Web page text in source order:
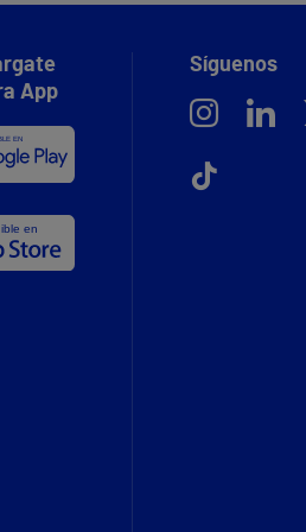
App
Síguenos